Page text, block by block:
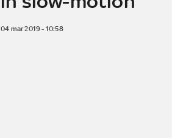
04 mar 2019 - 10:58